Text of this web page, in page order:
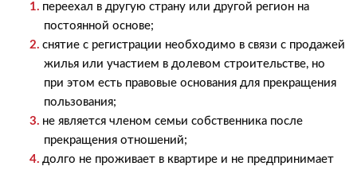
переехал в другую страну или другой регион на
постоянной основе;
снятие с регистрации необходимо в связи с продажей
жилья или участием в долевом строительстве, но
при этом есть правовые основания для прекращения
пользования;
не является членом семьи собственника после
прекращения отношений;
долго не проживает в квартире и не предпринимает